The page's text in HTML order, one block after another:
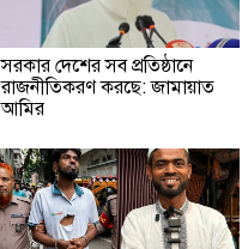
সরকার দেশের সব প্রতিষ্ঠানে
রাজনীতিকরণ করছে: জামায়াত
আমির